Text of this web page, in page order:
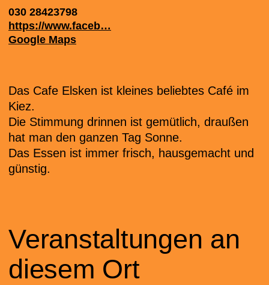
030 28423798
https://www.faceb…
Google Maps
Das Cafe Elsken ist kleines beliebtes Café im
Kiez.
Die Stimmung drinnen ist gemütlich, draußen
hat man den ganzen Tag Sonne.
Das Essen ist immer frisch, hausgemacht und
günstig.
Veranstaltungen an
diesem Ort